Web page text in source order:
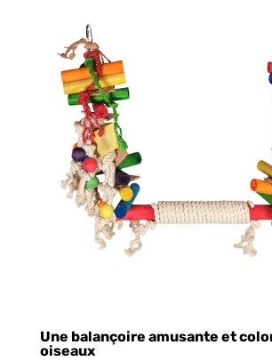
Une balançoire amusante et
oiseaux